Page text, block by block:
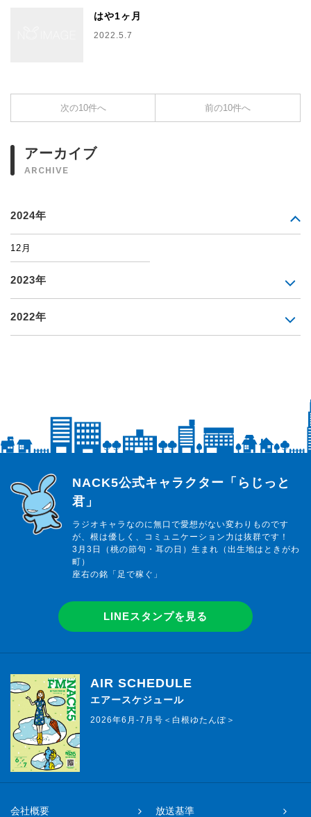
はや1ヶ月
2022.5.7
次の10件へ 前の10件へ
アーカイブ
ARCHIVE
2024年
12月
2023年
2022年
らじっと君
NACK5公式キャラクター「らじっと
君」
ラジオキャラなのに無口で愛想がない変わりものです
が、根は優しく、コミュニケーション力は抜群です！
3月3日（桃の節句・耳の日）生まれ（出生地はときがわ
町）
座右の銘「足で稼ぐ」
LINEスタンプを見る
AIR SCHEDULE
エアースケジュール
2026年6月-7月号＜白根ゆたんぽ＞
会社概要 放送基準